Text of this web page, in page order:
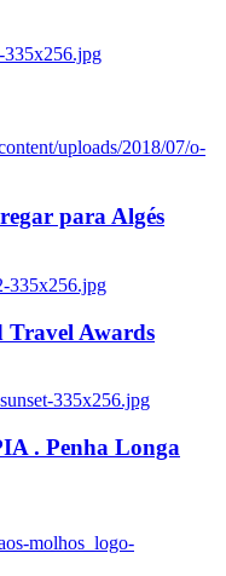
335x256.jpg
uploads/2018/07/o-
para Algés
335x256.jpg
Travel Awards
335x256.jpg
. Penha Longa
molhos_logo-